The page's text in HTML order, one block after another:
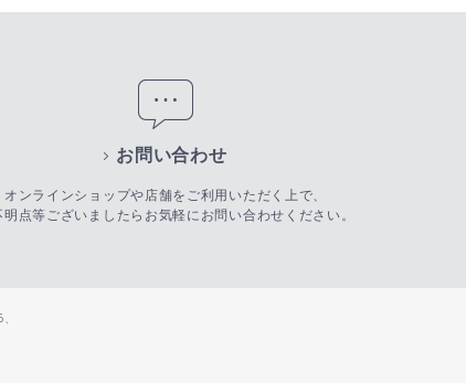
お問い合わせ
オンラインショップや店舗をご利用いただく上で、
明点等ございましたらお気軽にお問い合わせください。